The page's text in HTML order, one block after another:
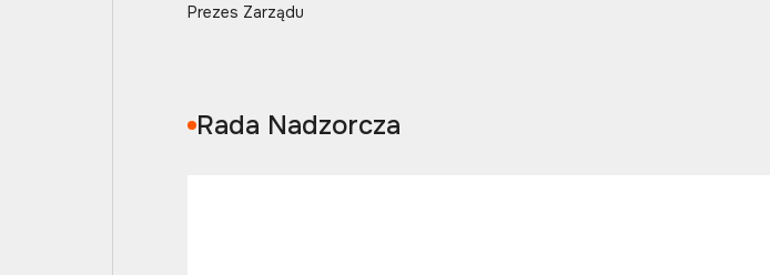
Prezes Zarządu
Rada Nadzorcza